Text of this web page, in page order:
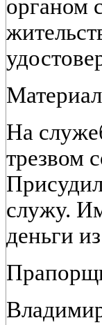
органом
На
трезвом
служу.
деньги